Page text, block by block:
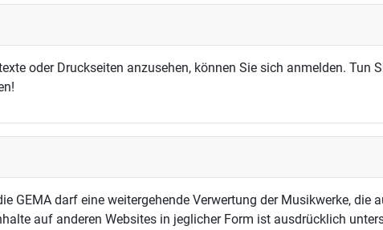
oder Druckseiten anzusehen, können Sie sich anmelden. Tun
GEMA darf eine weitergehende Verwertung der Musikwerke,
auf anderen Websites in jeglicher Form ist ausdrücklich